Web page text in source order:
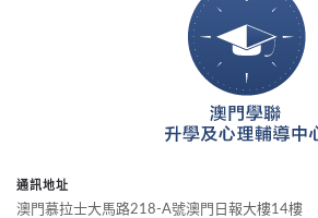
通訊地址
澳門慕拉士大馬路218-A號澳門日報大樓14樓